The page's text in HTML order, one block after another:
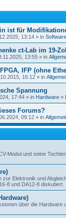
ist für
13:14 » in Software
ct-Lab im 19-
13:55 » in
IFP (ohne
16:12 » in
Spannung
17:44 » in Hardware »
Forums?
09:12 » in
Modul und seine
zur Elektronik und
8 und DA12-8 diskutiert.
über die Hardware